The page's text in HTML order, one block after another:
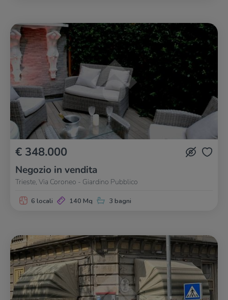
€ 348.000
Negozio in vendita
Trieste, Via Coroneo - Giardino Pubblico
6 locali 140 Mq 3 bagni